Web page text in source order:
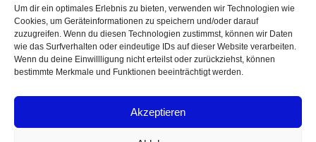
Um dir ein optimales Erlebnis zu bieten, verwenden wir Technologien wie
Cookies, um Geräteinformationen zu speichern und/oder darauf
zuzugreifen. Wenn du diesen Technologien zustimmst, können wir Daten
wie das Surfverhalten oder eindeutige IDs auf dieser Website verarbeiten.
Wenn du deine Einwillligung nicht erteilst oder zurückziehst, können
bestimmte Merkmale und Funktionen beeinträchtigt werden.
Akzeptieren
Schweinfurt NEWS – Aktuelle Nachrichten,
Umgebung.
unverbindlich anfragen